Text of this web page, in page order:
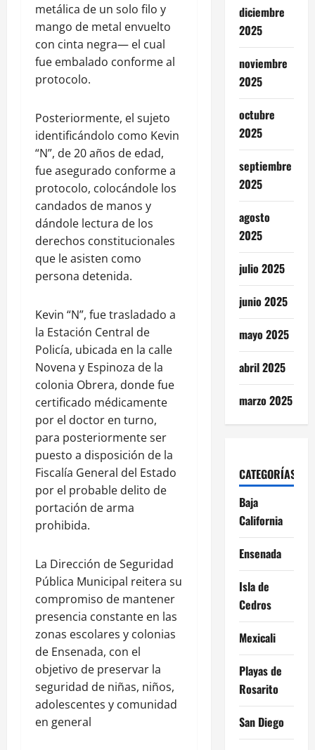
metálica de un solo filo y
mango de metal envuelto
con cinta negra— el cual
fue embalado conforme al
protocolo.
Posteriormente, el sujeto
identificándolo como Kevin
“N”, de 20 años de edad,
fue asegurado conforme a
protocolo, colocándole los
candados de manos y
dándole lectura de los
derechos constitucionales
que le asisten como
persona detenida.
Kevin “N”, fue trasladado a
la Estación Central de
Policía, ubicada en la calle
Novena y Espinoza de la
colonia Obrera, donde fue
certificado médicamente
por el doctor en turno,
para posteriormente ser
puesto a disposición de la
Fiscalía General del Estado
por el probable delito de
portación de arma
prohibida.
La Dirección de Seguridad
Pública Municipal reitera su
compromiso de mantener
presencia constante en las
zonas escolares y colonias
de Ensenada, con el
objetivo de preservar la
seguridad de niñas, niños,
adolescentes y comunidad
en general
diciembre
2025
noviembre
2025
octubre
2025
septiembre
2025
agosto
2025
julio 2025
junio 2025
mayo 2025
abril 2025
marzo 2025
CATEGORÍAS
Baja
California
Ensenada
Isla de
Cedros
Mexicali
Playas de
Rosarito
San Diego